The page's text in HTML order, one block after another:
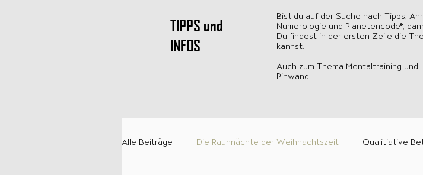
TIPPS und
INFOS
Bist du auf der Suche nach Tipps,
Numerologie und Planetencode®,
Du findest in der ersten Zeile die
kannst.
Auch zum Thema Mentaltraining
Pinwand.
Alle Beiträge Die Rauhnächte der Weihnachtszeit Qualitiative